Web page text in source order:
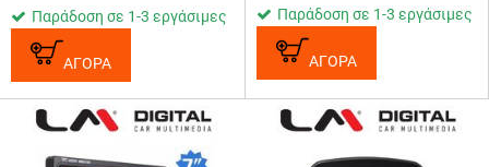
Παράδοση σε 1-3 εργάσιμες
ΑΓΟΡΑ
Παράδοση σε 1-3 εργάσιμες
ΑΓΟΡΑ